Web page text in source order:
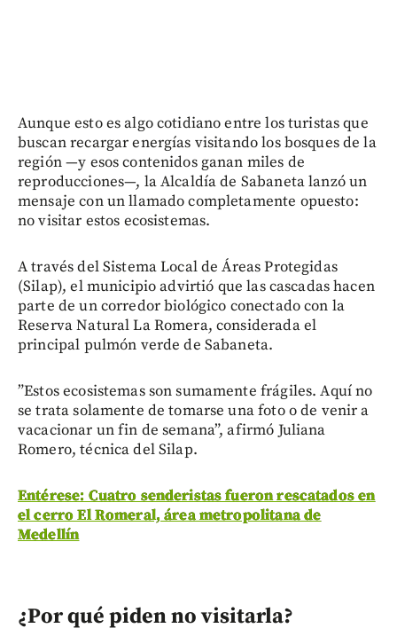
Aunque esto es algo cotidiano entre los turistas que
buscan recargar energías visitando los bosques de la
región —y esos contenidos ganan miles de
reproducciones—, la Alcaldía de Sabaneta lanzó un
mensaje con un llamado completamente opuesto:
no visitar estos ecosistemas.
A través del Sistema Local de Áreas Protegidas
(Silap), el municipio advirtió que las cascadas hacen
parte de un corredor biológico conectado con la
Reserva Natural La Romera, considerada el
principal pulmón verde de Sabaneta.
”Estos ecosistemas son sumamente frágiles. Aquí no
se trata solamente de tomarse una foto o de venir a
vacacionar un fin de semana”, afirmó Juliana
Romero, técnica del Silap.
Entérese: Cuatro senderistas fueron rescatados en
el cerro El Romeral, área metropolitana de
Medellín
¿Por qué piden no visitarla?